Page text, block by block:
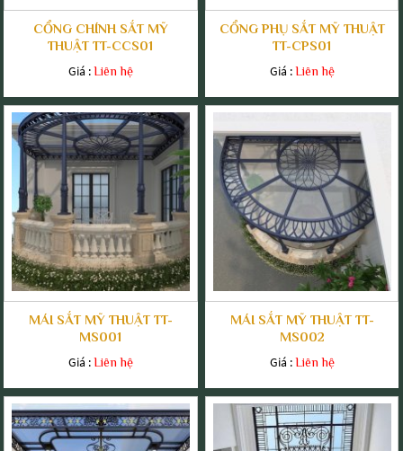
CỔNG CHÍNH SẮT MỸ
THUẬT TT-CCS01
Giá :Liên hệ
CỔNG PHỤ SẮT MỸ THUẬT
TT-CPS01
Giá :Liên hệ
MÁI SẮT MỸ THUẬT TT-
MS001
Giá :Liên hệ
MÁI SẮT MỸ THUẬT TT-
MS002
Giá :Liên hệ